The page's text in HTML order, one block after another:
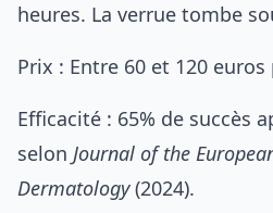
heures. La verrue tombe
Prix : Entre 60 et 120 euros
Efficacité : 65% de succès
selon Journal of the
Dermatology(2024).